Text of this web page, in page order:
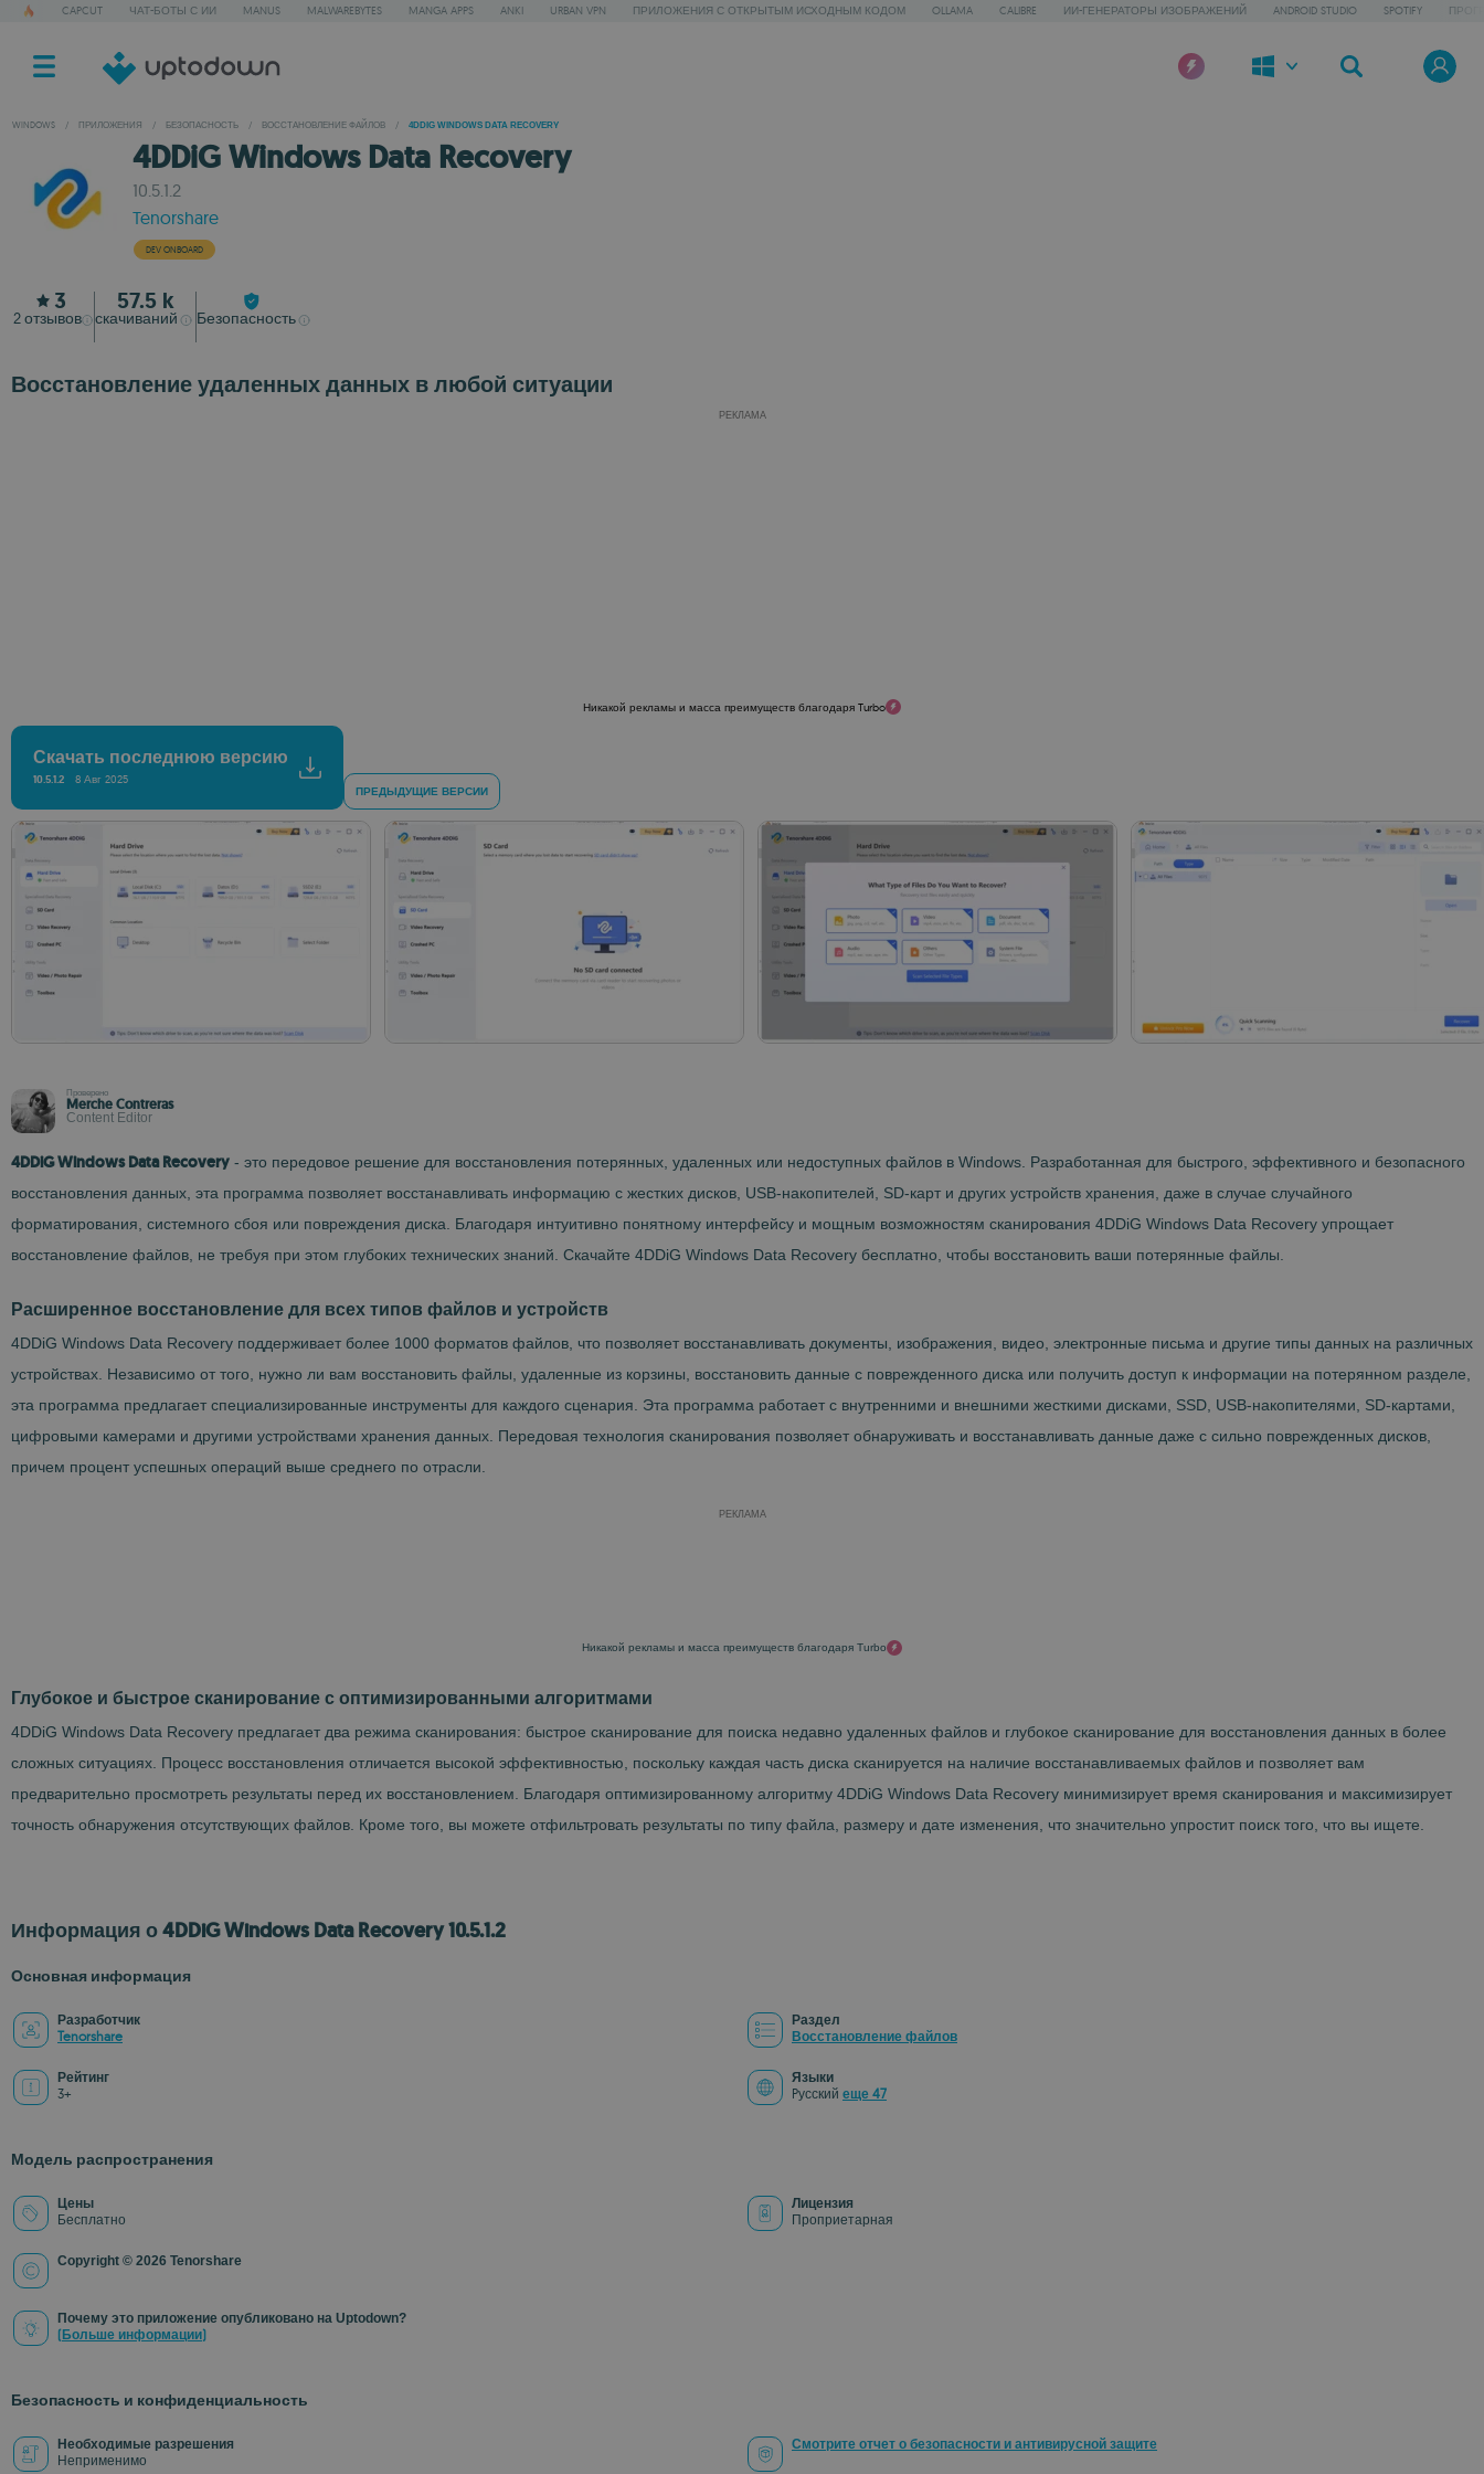
CAPCUT ЧАТ-БОТЫ С ИИ MANUS MALWAREBYTES MANGA APPS ANKI URBAN VPN ПРИЛОЖЕНИЯ С ОТКРЫТЫМ ИСХОДНЫМ КОДОМ OLLAMA CALIBRE ИИ-ГЕНЕРАТОРЫ ИЗОБРАЖЕНИЙ ANDROID STUDIO SPOTIFY
WINDOWS / ПРИЛОЖЕНИЯ / БЕЗОПАСНОСТЬ / ВОССТАНОВЛЕНИЕ ФАЙЛОВ / 4DDIG WINDOWS DATA RECOVERY
4DDiG Windows Data Recovery
10.5.1.2
Tenorshare
DEV ONBOARD
3
2отзывов
57.5 k
скачиваний Безопасность
Восстановление удаленных данных в любой ситуации
РЕКЛАМА
Никакой рекламы и масса преимуществ благодаря Turbo
Скачать последнюю версию
10.5.1.2 8 Авг 2025
ПРЕДЫДУЩИЕ ВЕРСИИ
Проверено
Merche Contreras
Content Editor
4DDiG Windows Data Recovery - это передовое решение для восстановления потерянных, удаленных или недоступных файлов в Windows. Разработанная для быстрого, эффективного и безопасного
восстановления данных, эта программа позволяет восстанавливать информацию с жестких дисков, USB-накопителей, SD-карт и других устройств хранения, даже в случае случайного
форматирования, системного сбоя или повреждения диска. Благодаря интуитивно понятному интерфейсу и мощным возможностям сканирования 4DDiG Windows Data Recovery упрощает
восстановление файлов, не требуя при этом глубоких технических знаний. Скачайте 4DDiG Windows Data Recovery бесплатно, чтобы восстановить ваши потерянные файлы.
Расширенное восстановление для всех типов файлов и устройств
4DDiG Windows Data Recovery поддерживает более 1000 форматов файлов, что позволяет восстанавливать документы, изображения, видео, электронные письма и другие типы данных на различных
устройствах. Независимо от того, нужно ли вам восстановить файлы, удаленные из корзины, восстановить данные с поврежденного диска или получить доступ к информации на потерянном разделе,
эта программа предлагает специализированные инструменты для каждого сценария. Эта программа работает с внутренними и внешними жесткими дисками, SSD, USB-накопителями, SD-картами,
цифровыми камерами и другими устройствами хранения данных. Передовая технология сканирования позволяет обнаруживать и восстанавливать данные даже с сильно поврежденных дисков,
причем процент успешных операций выше среднего по отрасли.
РЕКЛАМА
Никакой рекламы и масса преимуществ благодаря Turbo
Глубокое и быстрое сканирование с оптимизированными алгоритмами
4DDiG Windows Data Recovery предлагает два режима сканирования: быстрое сканирование для поиска недавно удаленных файлов и глубокое сканирование для восстановления данных в более
сложных ситуациях. Процесс восстановления отличается высокой эффективностью, поскольку каждая часть диска сканируется на наличие восстанавливаемых файлов и позволяет вам
предварительно просмотреть результаты перед их восстановлением. Благодаря оптимизированному алгоритму 4DDiG Windows Data Recovery минимизирует время сканирования и максимизирует
точность обнаружения отсутствующих файлов. Кроме того, вы можете отфильтровать результаты по типу файла, размеру и дате изменения, что значительно упростит поиск того, что вы ищете.
Информация о 4DDiG Windows Data Recovery 10.5.1.2
Основная информация
Разработчик
Tenorshare
Раздел
Восстановление файлов
Рейтинг
3+
Языки
Pусский еще 47
Модель распространения
Цены
Бесплатно
Лицензия
Проприетарная
Copyright © 2026 Tenorshare
Почему это приложение опубликовано на Uptodown?
(Больше информации)
Безопасность и конфиденциальность
Необходимые разрешения
Неприменимо
Смотрите отчет о безопасности и антивирусной защите